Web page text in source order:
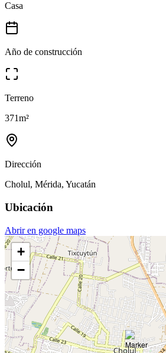
Casa
Año de construcción
Terreno
371m²
Dirección
Cholul, Mérida, Yucatán
Ubicación
Abrir en google maps
+
−